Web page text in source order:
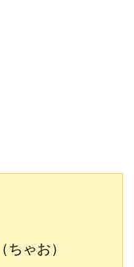
ゃお）